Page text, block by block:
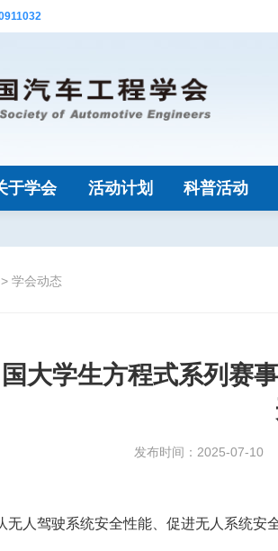
于学会 活动计划 科普活动
> 学会动态
大学生方程式系列赛
发布时间：2025-07-10
无人驾驶系统安全性能、促进无人系统